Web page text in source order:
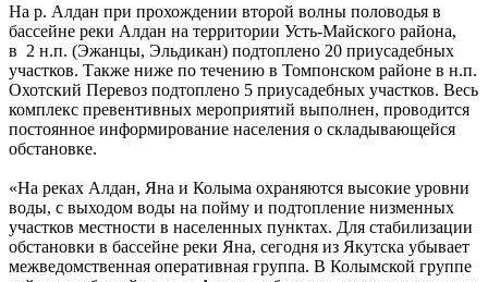
На р. Алдан при прохождении второй волны половодья в
бассейне реки Алдан на территории Усть-Майского района,
в 2 н.п. (Эжанцы, Эльдикан) подтоплено 20 приусадебных
участков. Также ниже по течению в Томпонском районе в н.п.
Охотский Перевоз подтоплено 5 приусадебных участков. Весь
комплекс превентивных мероприятий выполнен, проводится
постоянное информирование населения о складывающейся
обстановке.
«На реках Алдан, Яна и Колыма охраняются высокие уровни
воды, с выходом воды на пойму и подтопление низменных
участков местности в населенных пунктах. Для стабилизации
обстановки в бассейне реки Яна, сегодня из Якутска убывает
межведомственная оперативная группа. В Колымской группе